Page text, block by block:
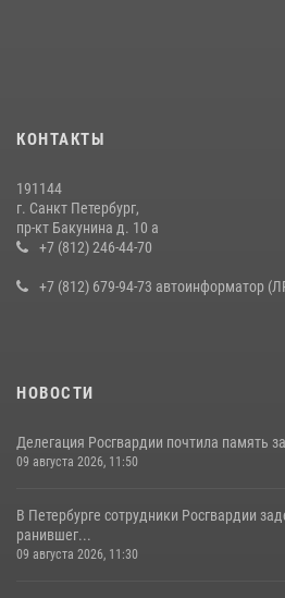
КОНТАКТЫ
191144
г. Санкт Петербург,
пр-кт Бакунина д. 10 а
+7 (812) 246-44-70
+7 (812) 679-94-73 автоинформатор
НОВОСТИ
Делегация Росгвардии почтила память
09 августа 2026, 11:50
В Петербурге сотрудники Росгвардии
ранившег...
09 августа 2026, 11:30